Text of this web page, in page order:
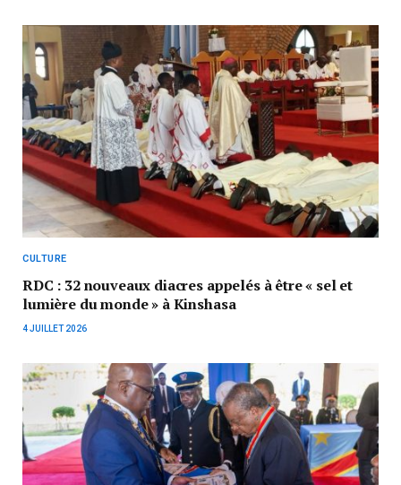
CULTURE
RDC : 32 nouveaux diacres appelés à être « sel et
lumière du monde » à Kinshasa
4 JUILLET 2026